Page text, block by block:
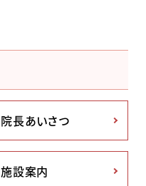
院長あいさつ
施設案内